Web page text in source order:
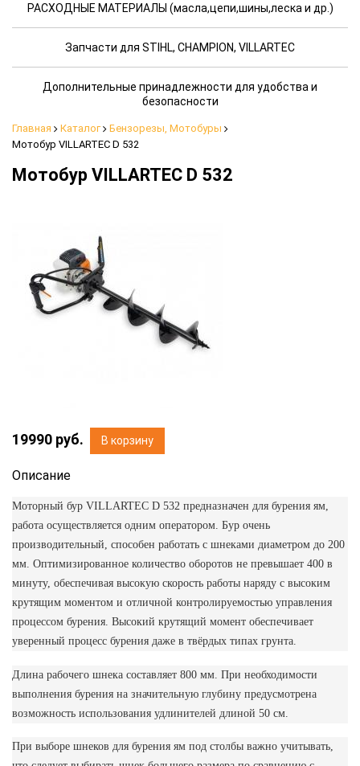
РАСХОДНЫЕ МАТЕРИАЛЫ (масла,цепи,шины,леска и др.)
Запчасти для STIHL, CHAMPION, VILLARTEC
Дополнительные принадлежности для удобства и
безопасности
Главная Каталог
Бензорезы, Мотобуры
Мотобур VILLARTEC D 532
Мотобур VILLARTEC D 532
19990 руб. В корзину
Описание
Моторный бур VILLARTEC D 532 предназначен для бурения ям,
работа осуществляется одним оператором. Бур очень
производительный, способен работать с шнеками диаметром до 200
мм. Оптимизированное количество оборотов не превышает 400 в
минуту, обеспечивая высокую скорость работы наряду с высоким
крутящим моментом и отличной контролируемостью управления
процессом бурения. Высокий крутящий момент обеспечивает
уверенный процесс бурения даже в твёрдых типах грунта.
Длина рабочего шнека составляет 800 мм. При необходимости
выполнения бурения на значительную глубину предусмотрена
возможность использования удлинителей длиной 50 см.
При выборе шнеков для бурения ям под столбы важно учитывать,